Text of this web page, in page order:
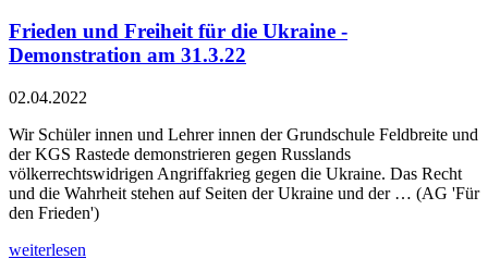
Frieden und Freiheit für die Ukraine -
Demonstration am 31.3.22
02.04.2022
Wir Schüler innen und Lehrer innen der Grundschule Feldbreite und
der KGS Rastede demonstrieren gegen Russlands
völkerrechtswidrigen Angriffakrieg gegen die Ukraine. Das Recht
und die Wahrheit stehen auf Seiten der Ukraine und der … (AG 'Für
den Frieden')
weiterlesen